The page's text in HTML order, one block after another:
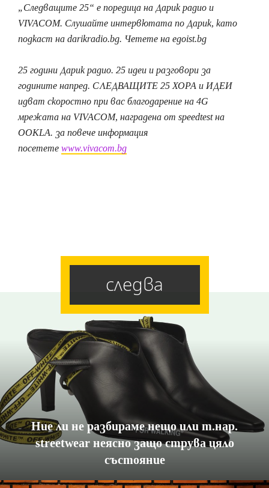
„Следващите 25“ е поредица на Дарик радио и
VIVACOM. Слушайте интервютата по Дарик, като
подкаст на darikradio.bg. Четете на egoist.bg
25 години Дарик радио. 25 идеи и разговори за
годините напред. СЛЕДВАЩИТЕ 25 ХОРА и ИДЕИ
идват скоростно при вас благодарение на 4G
мрежата на VIVACOM, наградена от speedtest на
OOKLA. за повече информация
посететеwww.vivacom.bg
следва
Ние ли не разбираме нещо или т.нар.
streetwear неясно защо струва цяло
състояние